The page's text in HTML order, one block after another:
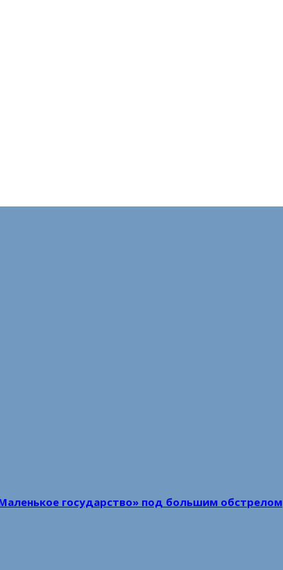
государство» под большим обстрелом